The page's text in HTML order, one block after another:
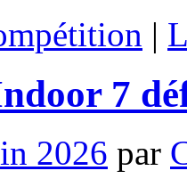
|
7
2026 par